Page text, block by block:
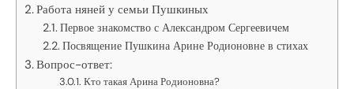
Работа няней у семьи Пушкиных
Первое знакомство с Александром Сергеевичем
Посвящение Пушкина Арине Родионовне в стихах
Вопрос-ответ:
Кто такая Арина Родионовна?